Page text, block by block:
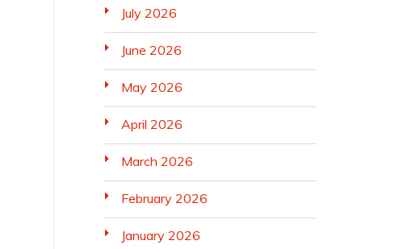
July 2026
June 2026
May 2026
April 2026
March 2026
February 2026
January 2026